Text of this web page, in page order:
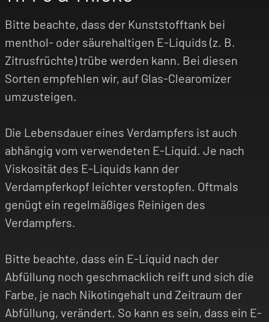
Bitte beachte, dass der Kunststofftank bei
menthol- oder säurehaltigen E-Liquids (z. B.
Zitrusfrüchte) trübe werden kann. Bei diesen
Sorten empfehlen wir, auf Glas-Clearomizer
umzusteigen.
Die Lebensdauer eines Verdampfers ist auch
abhängig vom verwendeten E-Liquid. Je nach
Viskosität des E-Liquids kann der
Verdampferkopf leichter verstopfen. Oftmals
genügt ein regelmäßiges Reinigen des
Verdampfers.
Bitte beachte, dass ein E-Liquid nach der
Abfüllung noch geschmacklich reift und sich die
Farbe, je nach Nikotingehalt und Zeitraum der
Abfüllung, verändert. So kann es sein, dass ein E-